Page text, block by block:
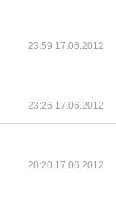
23:59 17.06.2012
23:26 17.06.2012
20:20 17.06.2012